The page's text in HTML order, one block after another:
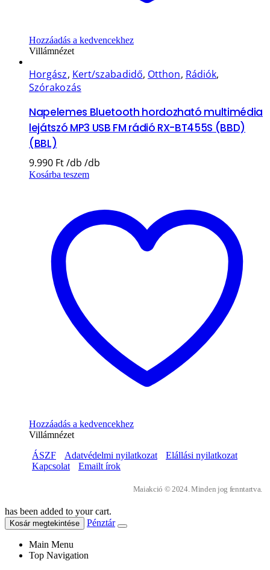
Hozzáadás a kedvencekhez
Villámnézet
Horgász, Kert/szabadidő, Otthon, Rádiók,
Szórakozás
Napelemes Bluetooth hordozható multimédia
lejátszó MP3 USB FM rádió RX-BT455S (BBD)
(BBL)
9.990 Ft
Kosárba teszem
Hozzáadás a kedvencekhez
Villámnézet
ÁSZF
Adatvédelmi nyilatkozat
Elállási nyilatkozat
Kapcsolat
Emailt írok
Maiakció © 2024. Minden jog fenntartva.
has been added to your cart.
Kosár megtekintése Pénztár
Main Menu
Top Navigation